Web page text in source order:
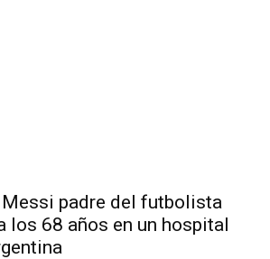
padre del futbolista
los 68 años en un hospital